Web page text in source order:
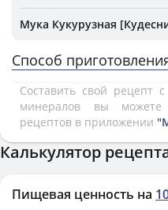
Мука Кукурузная
Способ
Составить свой рецепт
минералов вы
рецептов в приложении
Калькулятор
Пищевая ценность на